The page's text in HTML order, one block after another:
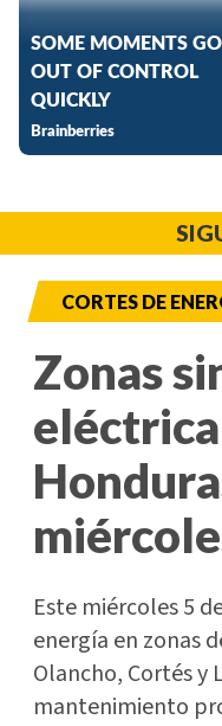
CORTES DE
Zonas
Este miércoles 5
energía en zonas
Olancho, Cortés y
mantenimiento